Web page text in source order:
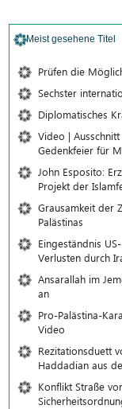
Meist gesehene Titel
Prüfen die
Sechster
Diplomatisches
Video |
Gedenkfeier für
John Esposito:
Projekt der
Grausamkeit der
Palästinas
Eingeständnis
Verlusten durch
Ansarallah im
an
Pro-Palästina-
Video
Rezitationsduett
Haddadian aus
Konflikt Straße